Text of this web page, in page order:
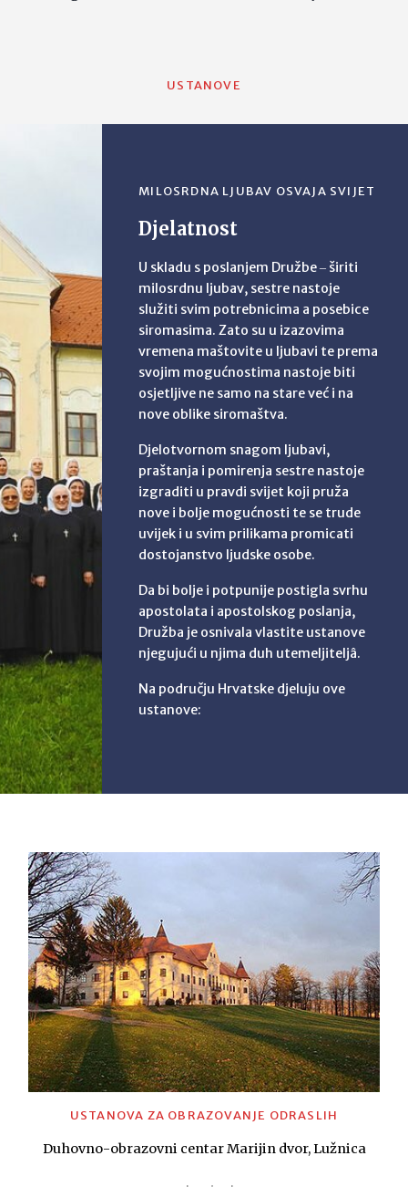
USTANOVE
MILOSRDNA LJUBAV OSVAJA SVIJET
Djelatnost
U skladu s poslanjem Družbe ‒ širiti
milosrdnu ljubav, sestre nastoje
služiti svim potrebnicima a posebice
siromasima. Zato su u izazovima
vremena maštovite u ljubavi te prema
svojim mogućnostima nastoje biti
osjetljive ne samo na stare već i na
nove oblike siromaštva.
Djelotvornom snagom ljubavi,
praštanja i pomirenja sestre nastoje
izgraditi u pravdi svijet koji pruža
nove i bolje mogućnosti te se trude
uvijek i u svim prilikama promicati
dostojanstvo ljudske osobe.
Da bi bolje i potpunije postigla svrhu
apostolata i apostolskog poslanja,
Družba je osnivala vlastite ustanove
njegujući u njima duh utemeljiteljâ.
Na području Hrvatske djeluju ove
ustanove:
USTANOVA ZA OBRAZOVANJE ODRASLIH
Duhovno-obrazovni centar Marijin dvor, Lužnica